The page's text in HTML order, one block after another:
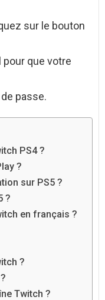
sur le bouton
pour que votre
passe.
PS4 ?
?
sur PS5 ?
?
en français ?
?
Twitch ?